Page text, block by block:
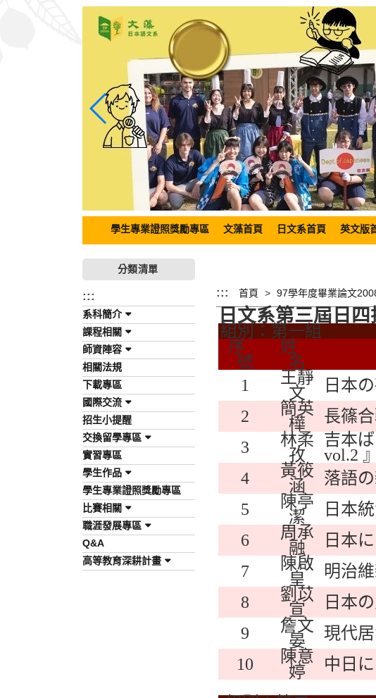
學生專業證照獎勵專區 文藻首頁 日文系首頁 英文版
日本
分類清單
:::
系科簡介
課程相關
師資陣容
相關法規
下載專區
國際交流
招生小提醒
交換留學專區
實習專區
學生作品
學生專業證照獎勵專區
比賽相關
職涯發展專區
Q&A
高等教育深耕計畫
::: 首頁 97學年度畢業論文
日文系第三屆日
組別：第一組
序
號
姓
名
1
王靜
文
日本
2
簡英
樺
長篠
3
林柔
孜
吉本
vol.2
4
黃筱
涵
落語
5
陳亭
潔
日本
6
周承
融
日本
7
陳啟
皇
明治
8
劉苡
宣
日本
9
詹文
晏
現代
10
陳意
婷
中日